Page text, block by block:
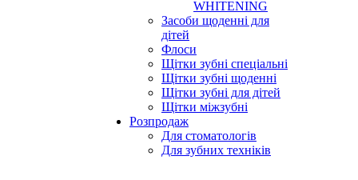
WHITENING
Засоби щоденні для
дітей
Флоси
Щітки зубні спеціальні
Щітки зубні щоденні
Щітки зубні для дітей
Щітки міжзубні
Розпродаж
Для стоматологів
Для зубних техніків